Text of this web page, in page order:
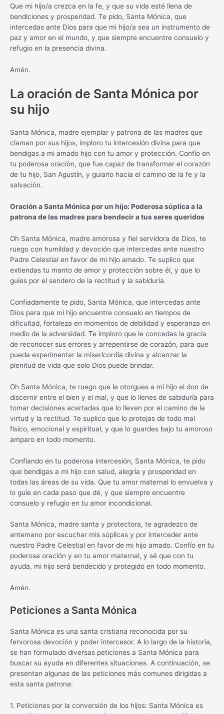
Que mi hijo/a crezca en la fe, y que su vida esté llena de
bendiciones y prosperidad. Te pido, Santa Mónica, que
intercedas ante Dios para que mi hijo/a sea un instrumento de
paz y amor en el mundo, y que siempre encuentre consuelo y
refugio en la presencia divina.
Amén.
La oración de Santa Mónica por
su hijo
Santa Mónica, madre ejemplar y patrona de las madres que
claman por sus hijos, imploro tu intercesión divina para que
bendigas a mi amado hijo con tu amor y protección. Confío en
tu poderosa oración, que fue capaz de transformar el corazón
de tu hijo, San Agustín, y guiarlo hacia el camino de la fe y la
salvación.
Oración a Santa Mónica por un hijo: Poderosa súplica a la
patrona de las madres para bendecir a tus seres queridos
Oh Santa Mónica, madre amorosa y fiel servidora de Dios, te
ruego con humildad y devoción que intercedas ante nuestro
Padre Celestial en favor de mi hijo amado. Te suplico que
extiendas tu manto de amor y protección sobre él, y que lo
guíes por el sendero de la rectitud y la sabiduría.
Confiadamente te pido, Santa Mónica, que intercedas ante
Dios para que mi hijo encuentre consuelo en tiempos de
dificultad, fortaleza en momentos de debilidad y esperanza en
medio de la adversidad. Te imploro que le concedas la gracia
de reconocer sus errores y arrepentirse de corazón, para que
pueda experimentar la misericordia divina y alcanzar la
plenitud de vida que solo Dios puede brindar.
Oh Santa Mónica, te ruego que le otorgues a mi hijo el don de
discernir entre el bien y el mal, y que lo llenes de sabiduría para
tomar decisiones acertadas que lo lleven por el camino de la
virtud y la rectitud. Te suplico que lo protejas de todo mal
físico, emocional y espiritual, y que lo guardes bajo tu amoroso
amparo en todo momento.
Confiando en tu poderosa intercesión, Santa Mónica, te pido
que bendigas a mi hijo con salud, alegría y prosperidad en
todas las áreas de su vida. Que tu amor maternal lo envuelva y
lo guíe en cada paso que dé, y que siempre encuentre
consuelo y refugio en tu amor incondicional.
Santa Mónica, madre santa y protectora, te agradezco de
antemano por escuchar mis súplicas y por interceder ante
nuestro Padre Celestial en favor de mi hijo amado. Confío en tu
poderosa oración y en tu amor maternal, y sé que con tu
ayuda, mi hijo será bendecido y protegido en todo momento.
Amén.
Peticiones a Santa Mónica
Santa Mónica es una santa cristiana reconocida por su
fervorosa devoción y poder intercesor. A lo largo de la historia,
se han formulado diversas peticiones a Santa Mónica para
buscar su ayuda en diferentes situaciones. A continuación, se
presentan algunas de las peticiones más comunes dirigidas a
esta santa patrona:
1. Peticiones por la conversión de los hijos: Santa Mónica es